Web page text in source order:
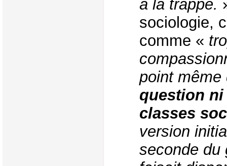
à la trappe.
sociologie,
comme «
point même
question ni
classes
version
seconde du